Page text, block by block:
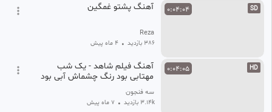
SD
0:04:04 آهنگ پشتو غمگین
Reza
386 بازدید • 4 ماه پیش
HD
0:04:05
آهنگ فیلم شاهد - یک شب
مهتابی بود رنگ چشماش آبی بود
سه‌ فنجون
3.14k بازدید • 7 ماه پیش